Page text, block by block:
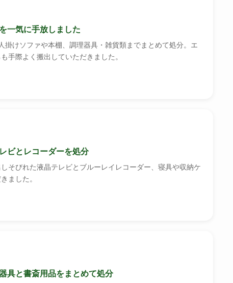
一気に手放しました
掛けソファや本棚、調理器具・雑貨類までまとめて処分。エ
手際よく搬出していただきました。
ビとレコーダーを処分
そびれた液晶テレビとブルーレイレコーダー、寝具や収納ケ
ました。
具と書斎用品をまとめて処分